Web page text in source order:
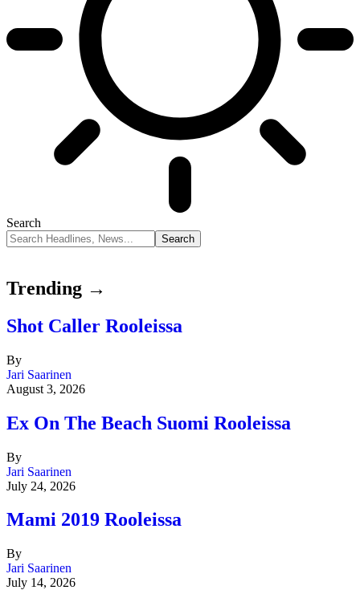
Search
Trending →
Shot Caller Rooleissa
By
Jari Saarinen
August 3, 2026
Ex On The Beach Suomi Rooleissa
By
Jari Saarinen
July 24, 2026
Mami 2019 Rooleissa
By
Jari Saarinen
July 14, 2026